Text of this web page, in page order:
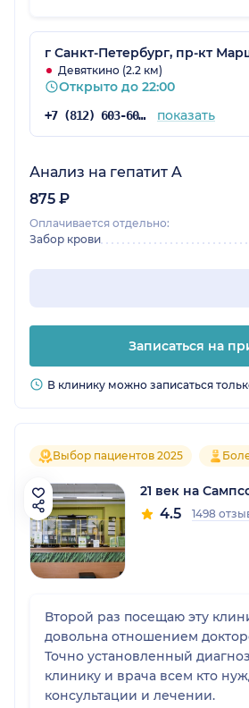
г Санкт-Петербург, пр-кт
Девяткино (2.2 км)
Открыто до 22:00
+7 (812) 603-60-42 показать
Анализ на гепатит A
875 ₽
Оплачивается отдельно:
Забор крови
Записаться на
В клинику можно записаться
Выбор пациентов 2025
21 век на
4.5 1498
Второй раз посещаю эту
довольна отношением
Точно установленный
клинику и врача всем кто
консультации и лечении.